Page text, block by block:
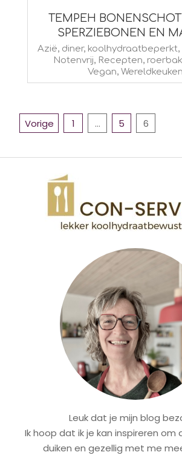
TEMPEH
SPERZIEBONEN EN
2014-
Azië, diner, koolhydraatbeperkt,
Notenvrij, Recepten,
Vegan, Wereldkeuken
BERICHTEN
Vorige 1 … 5 6
Leuk dat je mijn blog
Ik hoop dat ik je kan inspireren om
duiken en gezellig met me